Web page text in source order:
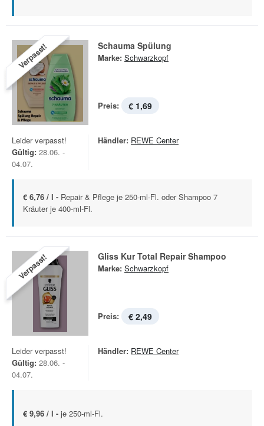
Verpasst! Schauma Spülung
Marke: Schwarzkopf
Preis: € 1,69
Leider verpasst!
Gültig: 28.06. -
04.07.
Händler: REWE Center
€ 6,76 / l - Repair & Pflege je 250-ml-Fl. oder Shampoo 7
Kräuter je 400-ml-Fl.
Verpasst! Gliss Kur Total Repair Shampoo
Marke: Schwarzkopf
Preis: € 2,49
Leider verpasst!
Gültig: 28.06. -
04.07.
Händler: REWE Center
€ 9,96 / l - je 250-ml-Fl.